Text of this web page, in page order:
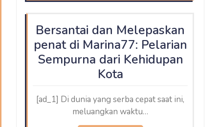
Bersantai dan Melepaskan
penat di Marina77: Pelarian
Sempurna dari Kehidupan
Kota
[ad_1] Di dunia yang serba cepat saat ini,
meluangkan waktu…